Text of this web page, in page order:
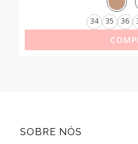
34 35 36
SOBRE NÓS